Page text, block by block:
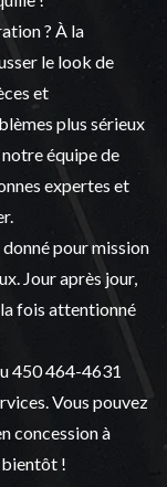
? À la
le look de
et
plus sérieux
équipe de
expertes et
pour mission
Jour après jour,
fois attentionné
450 464-4631
Vous pouvez
concession à
bientôt !